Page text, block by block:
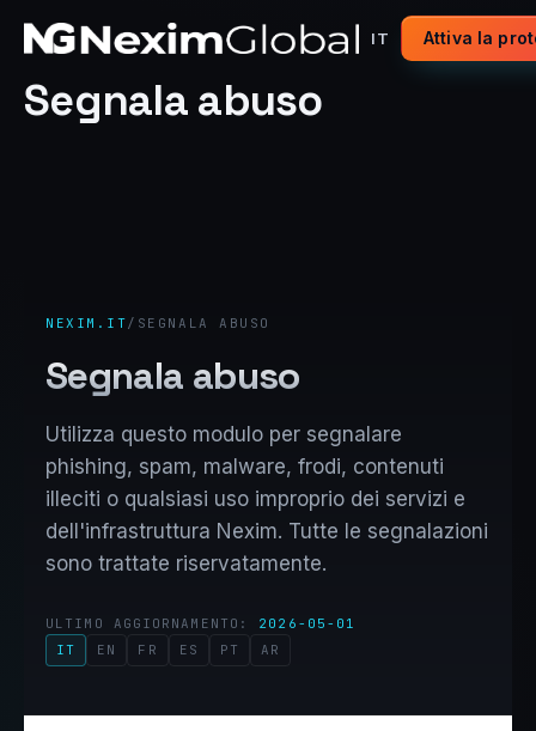
IT Attiva la
Segnala abuso
NEXIM.IT / SEGNALA ABUSO
Segnala abuso
Utilizza questo modulo per segnalare
phishing, spam, malware, frodi, contenuti
illeciti o qualsiasi uso improprio dei servizi e
dell'infrastruttura Nexim. Tutte le segnalazioni
sono trattate riservatamente.
ULTIMO AGGIORNAMENTO: 2026-05-01
IT
EN FR ES PT AR